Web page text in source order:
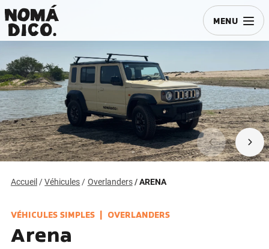
MENU
Accueil Véhicules Overlanders ARENA
VÉHICULES SIMPLES OVERLANDERS
Arena